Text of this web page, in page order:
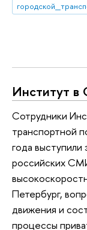
Институт
Сотрудники
транспортной
года
российских
Петербург,
движения и
процессы